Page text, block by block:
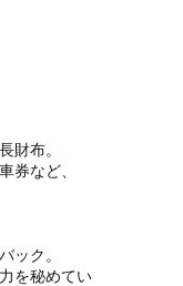
財布。
券など、
ック。
を秘めてい